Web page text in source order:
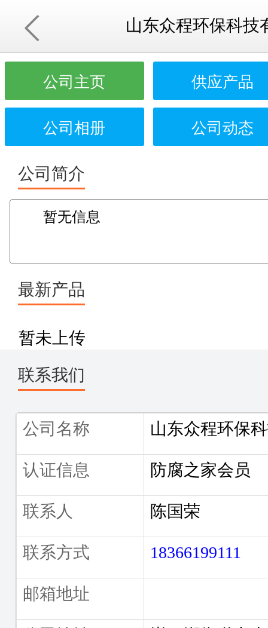
山东众程环保科技
公司主页 供应产品
公司相册 公司动态
公司简介
暂无信息
最新产品
暂未上传
联系我们
公司名称 山东众程环保
认证信息 防腐之家会员
联系人 陈国荣
联系方式 18366199111
邮箱地址